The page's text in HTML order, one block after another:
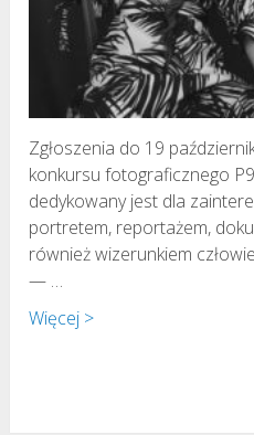
Zgłoszenia do 19
konkursu fotograficznego
dedykowany jest dla
portretem, reportażem,
również wizerunkiem
— …
Więcej >